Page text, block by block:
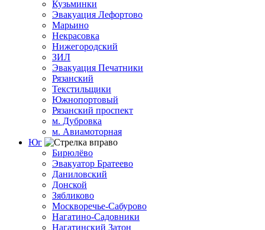
Кузьминки
Эвакуация Лефортово
Марьино
Некрасовка
Нижегородский
ЗИЛ
Эвакуация Печатники
Рязанский
Текстильщики
Южнопортовый
Рязанский проспект
м. Дубровка
м. Авиамоторная
Юг
Бирюлёво
Эвакуатор Братеево
Даниловский
Донской
Зябликово
Москворечье-Сабурово
Нагатино-Садовники
Нагатинский Затон